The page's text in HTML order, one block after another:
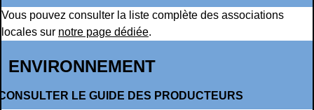
Vous pouvez consulter la liste complète des associations
locales sur notre page dédiée.
ENVIRONNEMENT
LE GUIDE DES PRODUCTEURS